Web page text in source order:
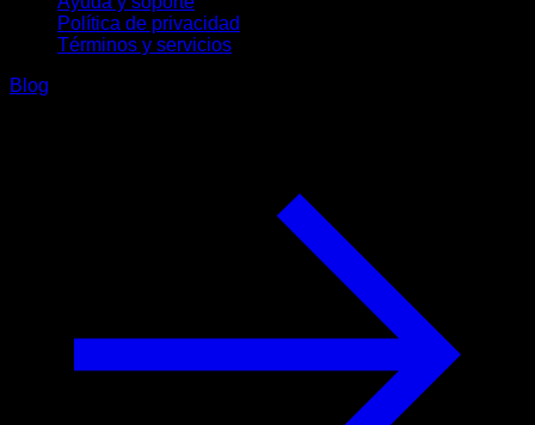
Política de privacidad
Términos y servicios
Blog